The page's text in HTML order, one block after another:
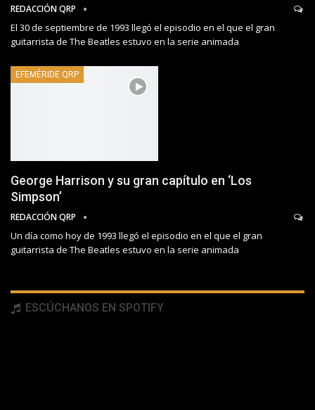
REDACCIÓN QRP
El 30 de septiembre de 1993 llegó el episodio en el que el gran
guitarrista de The Beatles estuvo en la serie animada
EFEMÉRIDE QRP
George Harrison y su gran capítulo en ‘Los
Simpson’
REDACCIÓN QRP
Un día como hoy de 1993 llegó el episodio en el que el gran
guitarrista de The Beatles estuvo en la serie animada
ESCÚCHANOS EN SPOTIFY